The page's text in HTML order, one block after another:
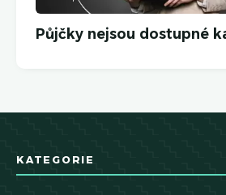
Půjčky nejsou dostupné
KATEGORIE